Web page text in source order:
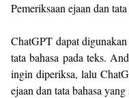
Pemeriksaan ejaan dan tata
ChatGPT dapat
tata bahasa pada teks.
ingin diperiksa, lalu
ejaan dan tata bahasa yang